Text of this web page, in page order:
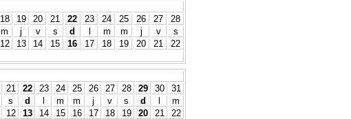
18 19 20 21 22 23 24 25 26 27
28
m j v s d m m j v
s
12 13 14 15 16 17 18 19 20 21
22
21 22 23 24 25 26 27 28 29 30
31
s d m m j v s d
m
12 13 14 15 16 17 18 19 20 21
22